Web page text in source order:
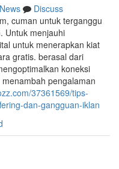
News
Discuss
cuman untuk terganggu
Untuk menjauhi
untuk menerapkan kiat
gratis. berasal dari
koneksi
pengalaman
37361569/tips-
dan-gangguan-iklan